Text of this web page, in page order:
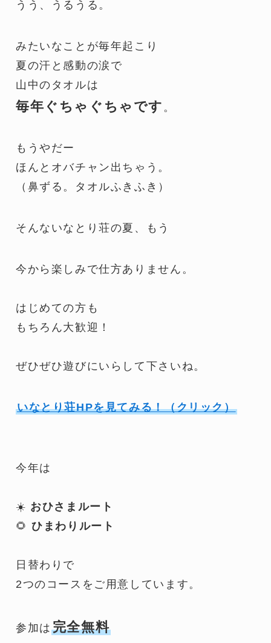
うう、うるうる。
みたいなことが毎年起こり
夏の汗と感動の涙で
山中のタオルは
毎年ぐちゃぐちゃです 。
もうやだー
ほんとオバチャン出ちゃう。
（鼻ずる。タオルふきふき）
そんないなとり荘の夏、もう
今から楽しみで仕方ありません。
はじめての方も
もちろん大歓迎！
ぜひぜひ遊びにいらして下さいね。
いなとり荘HPを見てみる！（クリック）
今年は
☀️ おひさまルート
🌻ひまわりルート
日替わりで
2つのコースをご用意しています。
参加は 完全無料